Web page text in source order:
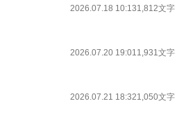
2026.07.18 10:131,812文字
2026.07.20 19:011,931文字
2026.07.21 18:321,050文字